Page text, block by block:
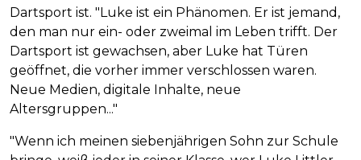
Dartsport ist. "Luke ist ein Phänomen. Er ist jemand,
den man nur ein- oder zweimal im Leben trifft. Der
Dartsport ist gewachsen, aber Luke hat Türen
geöffnet, die vorher immer verschlossen waren.
Neue Medien, digitale Inhalte, neue
Altersgruppen..."
"Wenn ich meinen siebenjährigen Sohn zur Schule